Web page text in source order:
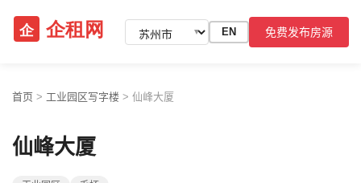
▼ EN 免费发布房源
首页 > 工业园区写字楼 > 仙峰大厦
仙峰大厦